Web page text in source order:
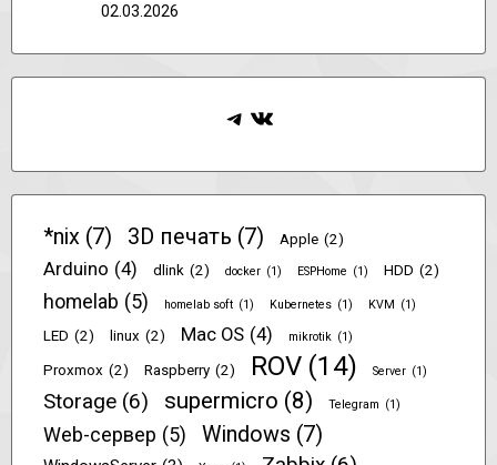
02.03.2026
Telegram
ВКонтакте
*nix (7) 3D печать (7) Apple (2)
Arduino (4) dlink (2) docker (1) ESPHome (1) HDD (2)
homelab (5) homelab soft (1) Kubernetes (1) KVM (1)
LED (2) linux (2) Mac OS (4) mikrotik (1)
Proxmox (2) Raspberry (2) ROV (14) Server (1)
Storage (6) supermicro (8) Telegram (1)
Web-сервер (5) Windows (7)